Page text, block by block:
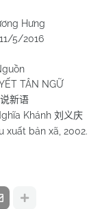
TÂN NGỮ
新语
Khánh 刘义庆
xuất bản xã, 2002.